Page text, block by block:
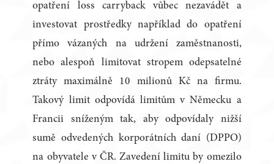
opatření loss carryback vůbec nezavádět a
investovat prostředky například do opatření
přímo vázaných na udržení zaměstnanosti,
nebo alespoň limitovat stropem odepsatelné
ztráty maximálně 10 milionů Kč na firmu.
Takový limit odpovídá limitům v Německu a
Francii sníženým tak, aby odpovídaly nižší
sumě odvedených korporátních daní (DPPO)
na obyvatele v ČR. Zavedení limitu by omezilo